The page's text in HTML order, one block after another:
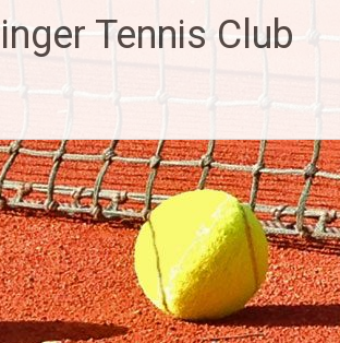
Tennis Club